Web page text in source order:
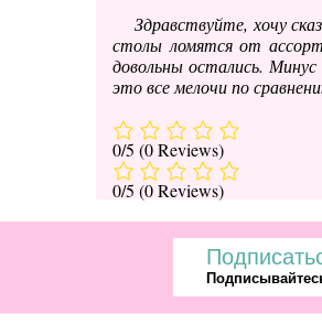
Здравствуйте, хочу
столы ломятся от
довольны остались.
это все мелочи по
0/5 (0 Reviews)
0/5 (0 Reviews)